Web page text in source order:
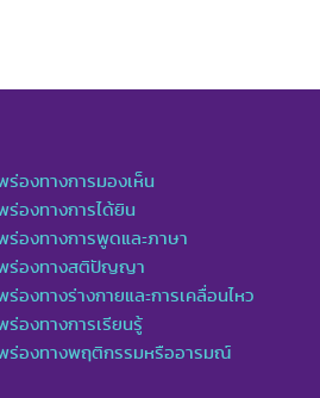
ร่องทางการมองเห็น
ร่องทางการได้ยิน
ร่องทางการพูดและภาษา
ร่องทางสติปัญญา
องทางร่างกายและการเคลื่อนไหว
องทางการเรียนรู้
ร่องทางพฤติกรรมหรืออารมณ์